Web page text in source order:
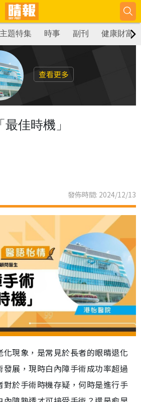
主題特集 時事 副刊 健康財富
查看更多
佳時機」
發佈時間: 2024/12/13
化現象，是常見於長者的眼晴退化
展，現時白內障手術成功率超過
對於手術時機存疑，何時是進行手